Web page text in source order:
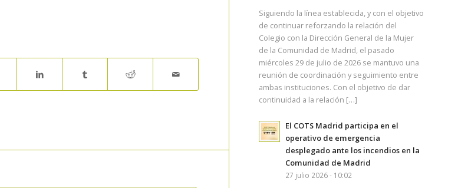
Siguiendo la línea establecida, y con el objetivo
de continuar reforzando la relación del
Colegio con la Dirección General de la Mujer
de la Comunidad de Madrid, el pasado
miércoles 29 de julio de 2026 se mantuvo una
reunión de coordinación y seguimiento entre
ambas instituciones. Con el objetivo de dar
continuidad a la relación […]
El COTS Madrid participa en el
operativo de emergencia
desplegado ante los incendios en la
Comunidad de Madrid
27 julio 2026 - 10:02